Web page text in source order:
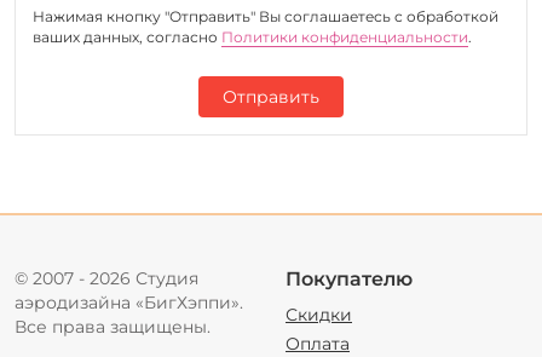
Нажимая кнопку "Отправить" Вы соглашаетесь c обработкой
ваших данных, согласно Политики конфиденциальности.
Отправить
© 2007 - 2026 Студия
аэродизайна «БигХэппи».
Все права защищены.
Покупателю
Скидки
Оплата